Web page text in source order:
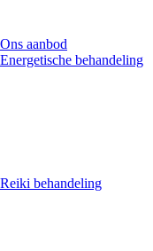
Ons aanbod
Energetische behandeling
Reiki behandeling